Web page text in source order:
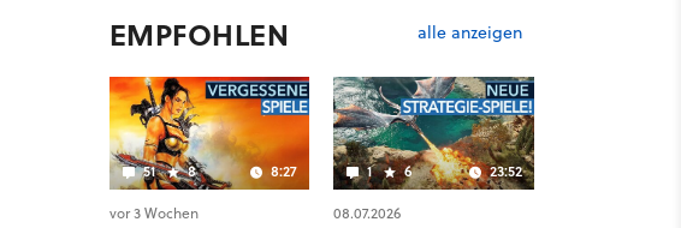
EMPFOHLEN alle anzeigen
51 8 8:27
vor 3 Wochen
1 6 23:52
08.07.2026